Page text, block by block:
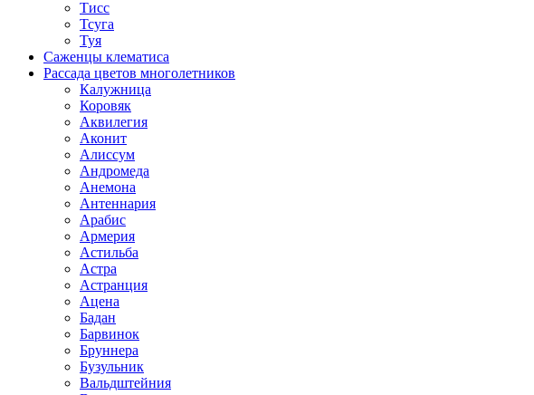
Тисс
Тсуга
Туя
Саженцы клематиса
Рассада цветов многолетников
Калужница
Коровяк
Аквилегия
Аконит
Алиссум
Андромеда
Анемона
Антеннария
Арабис
Армерия
Астильба
Астра
Астранция
Ацена
Бадан
Барвинок
Бруннера
Бузульник
Вальдштейния